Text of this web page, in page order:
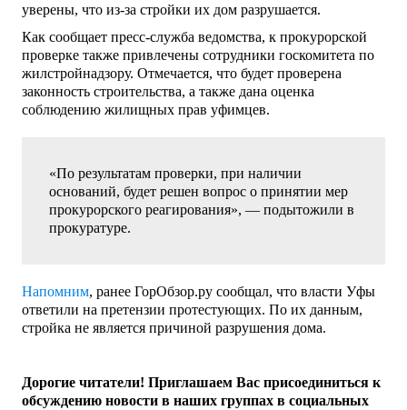
уверены, что из-за стройки их дом разрушается.
Как сообщает пресс-служба ведомства, к прокурорской
проверке также привлечены сотрудники госкомитета по
жилстройнадзору. Отмечается, что будет проверена
законность строительства, а также дана оценка
соблюдению жилищных прав уфимцев.
«По результатам проверки, при наличии
оснований, будет решен вопрос о принятии мер
прокурорского реагирования», — подытожили в
прокуратуре.
Напомним, ранее ГорОбзор.ру сообщал, что власти Уфы
ответили на претензии протестующих. По их данным,
стройка не является причиной разрушения дома.
Дорогие читатели! Приглашаем Вас присоединиться к
обсуждению новости в наших группах в социальных